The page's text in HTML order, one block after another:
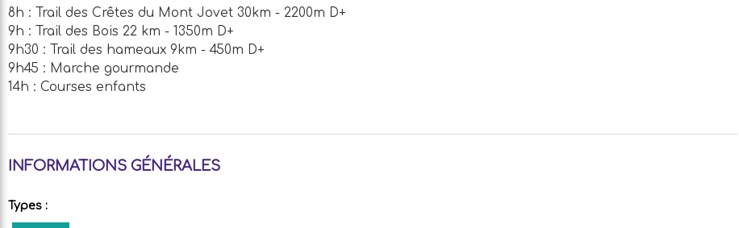
8h : Trail des Crêtes du Mont Jovet 30km - 2200m D+
9h : Trail des Bois 22 km - 1350m D+
9h30 : Trail des hameaux 9km - 450m D+
9h45 : Marche gourmande
14h : Courses enfants
INFORMATIONS GÉNÉRALES
Types :